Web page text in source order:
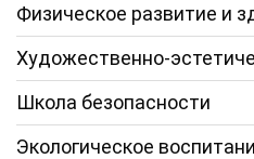
Физическое развитие и
Художественно-
Школа безопасности
Экологическое